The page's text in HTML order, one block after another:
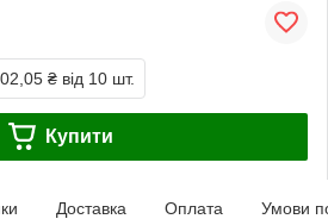
₴ від 10 шт.
Купити
Доставка Оплата Умови